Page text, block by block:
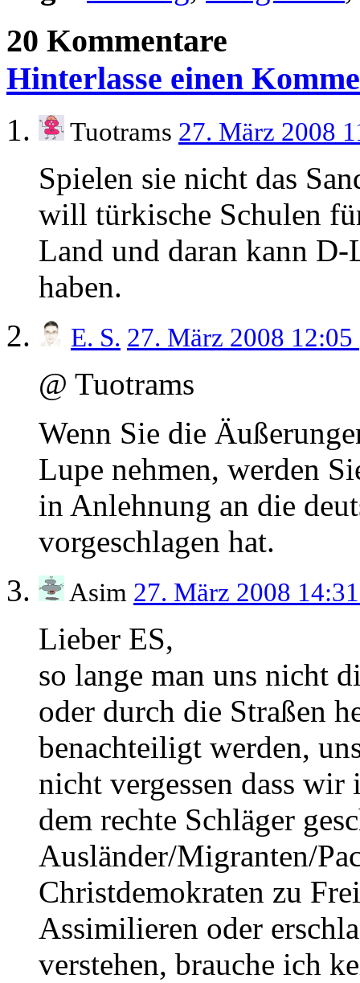
20 Kommentare
Hinterlasse einen
Tuotrams 27. März 2008
Spielen sie nicht das
will türkische Schulen
Land und daran kann
haben.
E. S. 27. März 2008 12:05
@ Tuotrams
Wenn Sie die
Lupe nehmen, werden
in Anlehnung an die
vorgeschlagen hat.
Asim 27. März 2008
Lieber ES,
so lange man uns nicht
oder durch die Straßen
benachteiligt werden,
nicht vergessen dass
dem rechte Schläger
Ausländer/Migranten/
Christdemokraten zu
Assimilieren oder
verstehen, brauche ich